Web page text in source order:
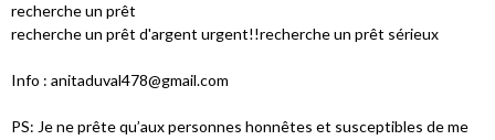
recherche un prêt
recherche un prêt d'argent urgent!!recherche un prêt sérieux
Info : anitaduval478@gmail.com
PS: Je ne prête qu’aux personnes honnêtes et susceptibles de me